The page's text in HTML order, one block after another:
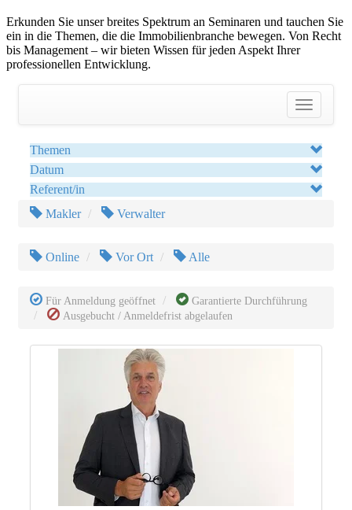
Erkunden Sie unser breites Spektrum an Seminaren und tauchen Sie
ein in die Themen, die die Immobilienbranche bewegen. Von Recht
bis Management – wir bieten Wissen für jeden Aspekt Ihrer
professionellen Entwicklung.
Themen
Datum
Referent/in
Makler
Verwalter
Online Vor Ort Alle
Für Anmeldung geöffnet
Garantierte Durchführung
Ausgebucht / Anmeldefrist abgelaufen